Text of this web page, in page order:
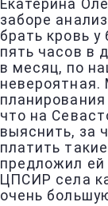
Екатерина
заборе
брать кровь
пять часов в
в месяц, по
что на
выяснить, за
платить
предложил ей
ЦПСИР села
очень